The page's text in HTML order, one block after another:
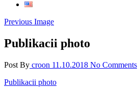
Previous Image
Publikacii photo
Post By croon 11.10.2018 No Comments
Publikacii photo